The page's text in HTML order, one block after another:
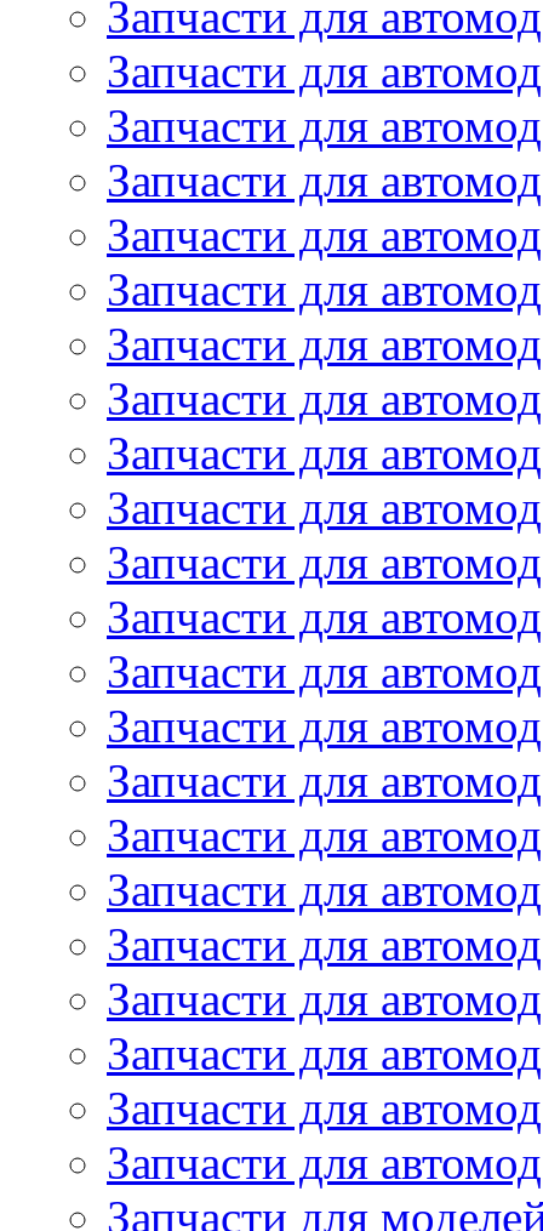
Запчасти для
Запчасти для
Запчасти для
Запчасти для
Запчасти для
Запчасти для
Запчасти для
Запчасти для
Запчасти для
Запчасти для
Запчасти для
Запчасти для
Запчасти для
Запчасти для
Запчасти для
Запчасти для
Запчасти для
Запчасти для
Запчасти для
Запчасти для
Запчасти для
Запчасти для
Запчасти для